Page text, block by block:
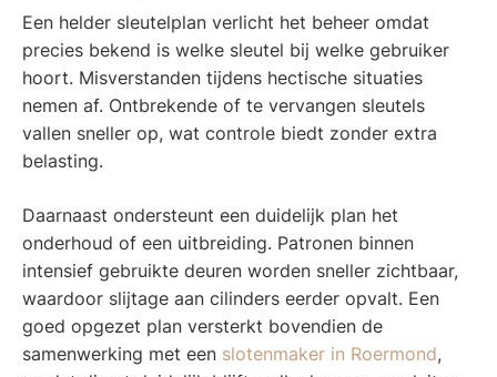
Een helder sleutelplan verlicht het beheer omdat
precies bekend is welke sleutel bij welke gebruiker
hoort. Misverstanden tijdens hectische situaties
nemen af. Ontbrekende of te vervangen sleutels
vallen sneller op, wat controle biedt zonder extra
belasting.
Daarnaast ondersteunt een duidelijk plan het
onderhoud of een uitbreiding. Patronen binnen
intensief gebruikte deuren worden sneller zichtbaar,
waardoor slijtage aan cilinders eerder opvalt. Een
goed opgezet plan versterkt bovendien de
samenwerking met een slotenmaker in Roermond,